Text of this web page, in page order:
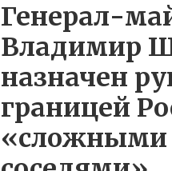
Генерал-
Владимир
назначен
границей
«сложными